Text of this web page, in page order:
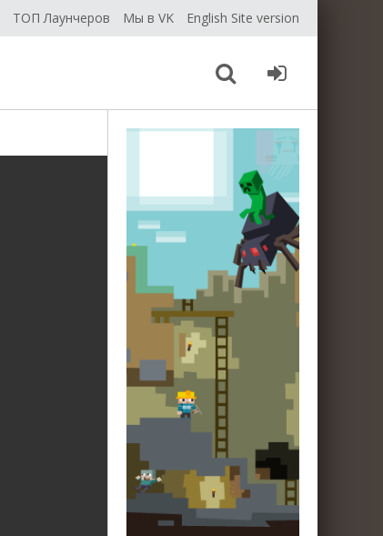
ТОП Лаунчеров Мы в VK English Site version